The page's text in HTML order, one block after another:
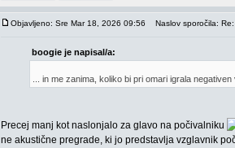
Objavljeno: Sre Mar 18, 2026 09:56 Naslov sporočila:
boogie je napisal/a:
... in me zanima, koliko bi pri omari igrala
Precej manj kot naslonjalo za glavo na počivalniku
ne akustične pregrade, ki jo predstavlja vzglavnik